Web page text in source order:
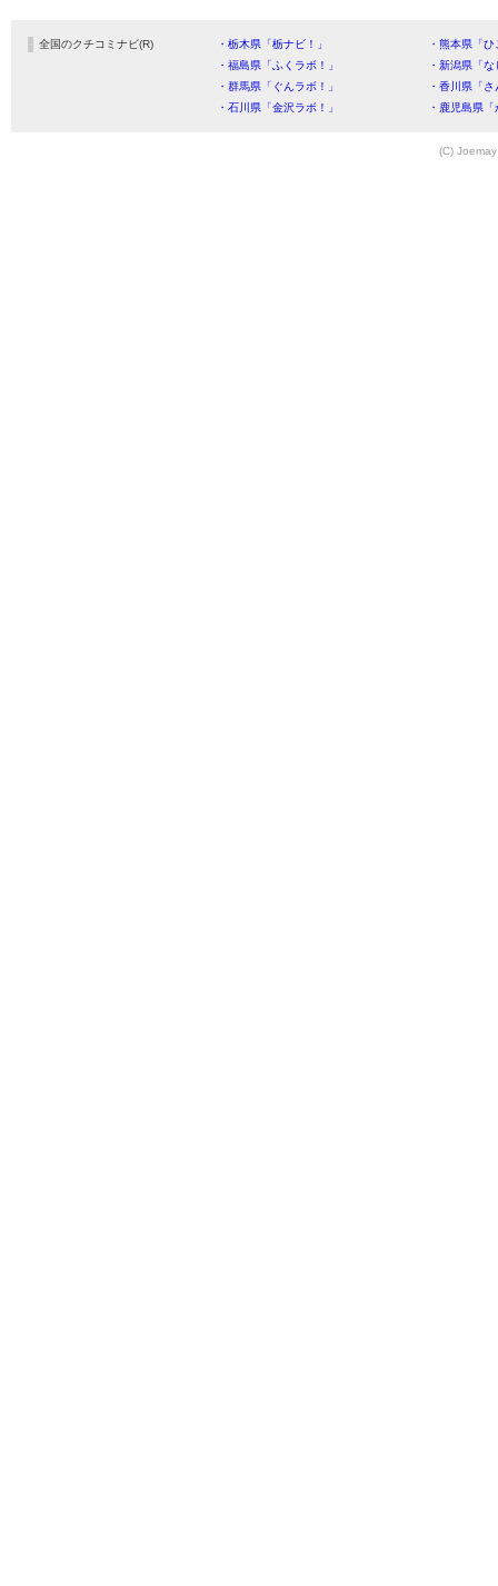
全国のクチコミナビ(R) ・栃木県「栃ナビ！」
・熊本県「
・福島県「ふくラボ！」
・新潟県「
・群馬県「ぐんラボ！」
・香川県「
・石川県「金沢ラボ！」
・鹿児島県
(C)